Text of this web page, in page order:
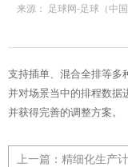
来源： 足球网-足球（中国
支持插单、混合全排等多
并对场景当中的排程数据
并获得完善的调整方案。
上一篇： 精细化生产